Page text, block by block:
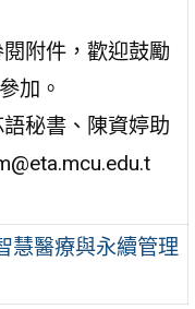
附件，歡迎鼓勵
加。
秘書、陳資婷助
慧醫療與永續管理